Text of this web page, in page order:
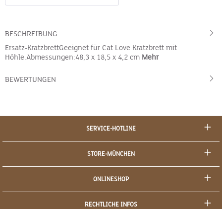
BESCHREIBUNG
Ersatz-KratzbrettGeeignet für Cat Love Kratzbrett mit
Höhle.Abmessungen:48,3 x 18,5 x 4,2 cm Mehr
BEWERTUNGEN
SERVICE-HOTLINE
STORE-MÜNCHEN
ONLINESHOP
RECHTLICHE INFOS